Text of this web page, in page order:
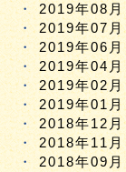
2019年08月
2019年07月
2019年06月
2019年04月
2019年02月
2019年01月
2018年12月
2018年11月
2018年09月